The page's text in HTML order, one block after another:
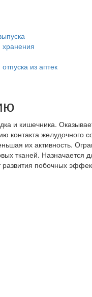
хранения
из аптек
и кишечника.
контакта желудочного
их активность.
тканей. Назначается
побочных